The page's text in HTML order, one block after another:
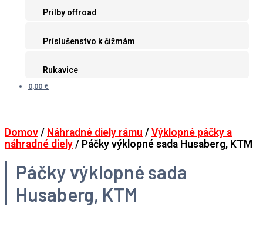
Prilby offroad
Príslušenstvo k čižmám
Rukavice
0,00 €
Domov / Náhradné diely rámu / Výklopné páčky a
náhradné diely / Páčky výklopné sada Husaberg, KTM
Páčky výklopné sada
Husaberg, KTM